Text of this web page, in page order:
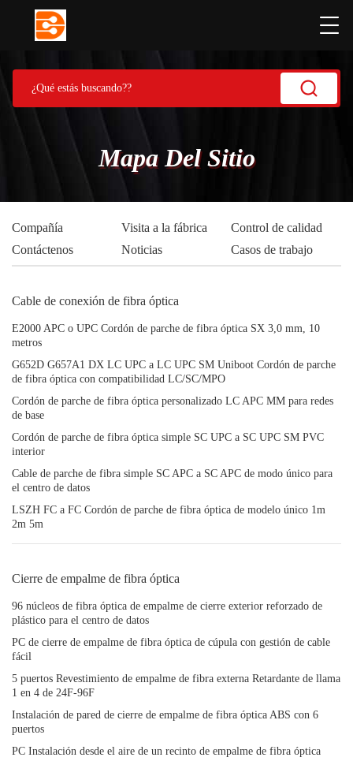
Mapa Del Sitio
Compañía Visita a la fábrica
Control de calidad
Contáctenos
Noticias Casos de trabajo
Cable de conexión de fibra óptica
E2000 APC o UPC Cordón de parche de fibra óptica SX 3,0 mm, 10
metros
G652D G657A1 DX LC UPC a LC UPC SM Uniboot Cordón de parche
de fibra óptica con compatibilidad LC/SC/MPO
Cordón de parche de fibra óptica personalizado LC APC MM para redes
de base
Cordón de parche de fibra óptica simple SC UPC a SC UPC SM PVC
interior
Cable de parche de fibra simple SC APC a SC APC de modo único para
el centro de datos
LSZH FC a FC Cordón de parche de fibra óptica de modelo único 1m
2m 5m
Cierre de empalme de fibra óptica
96 núcleos de fibra óptica de empalme de cierre exterior reforzado de
plástico para el centro de datos
PC de cierre de empalme de fibra óptica de cúpula con gestión de cable
fácil
5 puertos Revestimiento de empalme de fibra externa Retardante de llama
1 en 4 de 24F-96F
Instalación de pared de cierre de empalme de fibra óptica ABS con 6
puertos
PC Instalación desde el aire de un recinto de empalme de fibra óptica